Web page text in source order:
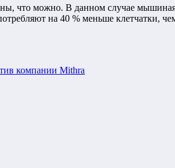
что можно. В данном случае
на 40 % меньше клетчатки,
компании Mithra